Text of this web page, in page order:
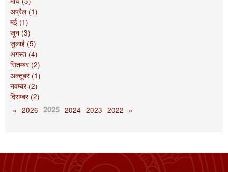
अप्रैल (1)
मई (1)
जून (3)
जुलाई (5)
अगस्त (4)
सितम्बर (2)
अक्तूबर (1)
नवम्बर (2)
दिसम्बर (2)
« 2026 2025 2024 2023 2022 »